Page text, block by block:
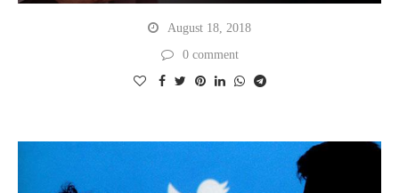
August 18, 2018
0 comment